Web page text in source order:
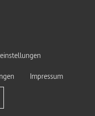
Impressum